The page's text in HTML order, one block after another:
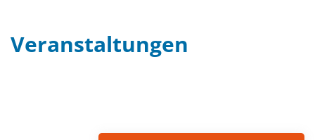
Veranstaltungen